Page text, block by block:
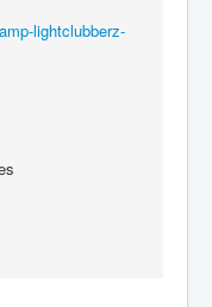
lightclubberz-